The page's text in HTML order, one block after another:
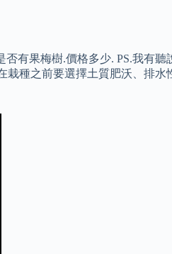
有果梅樹.價格多少. PS.我有聽
種之前要選擇土質肥沃、排水